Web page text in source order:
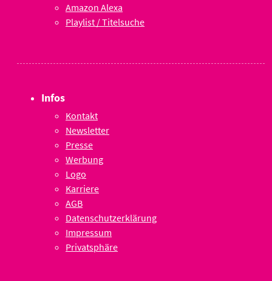
Amazon Alexa
Playlist / Titelsuche
Infos
Kontakt
Newsletter
Presse
Werbung
Logo
Karriere
AGB
Datenschutzerklärung
Impressum
Privatsphäre